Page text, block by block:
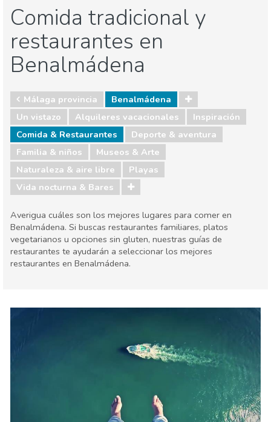
Comida tradicional y
restaurantes en
Benalmádena
Málaga provincia
Benalmádena
Un vistazo
Alquileres vacacionales
Inspiración
Comida & Restaurantes
Deporte & aventura
Familia & niños
Museos & Arte
Naturaleza & aire libre
Playas
Vida nocturna & Bares
Averigua cuáles son los mejores lugares para comer en
Benalmádena. Si buscas restaurantes familiares, platos
vegetarianos u opciones sin gluten, nuestras guías de
restaurantes te ayudarán a seleccionar los mejores
restaurantes en Benalmádena.
Museos & Arte
Playas